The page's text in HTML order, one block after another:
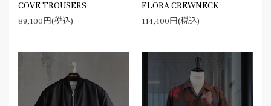
COVE TROUSERS
89,100円(税込)
FLORA CREWNECK
114,400円(税込)